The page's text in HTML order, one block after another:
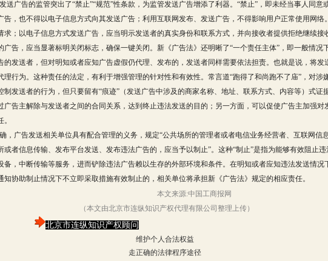
送广告的监管突出了“禁止”“规范”性条款，为监管发送广告增添了利器。“禁止”，即未经当事人同意
告，也不得以电子信息方式向其发送广告；利用互联网发布、发送广告，不得影响用户正常使用网络
求；以电子信息方式发送广告，应当明示发送者的真实身份和联系方式，并向接收者提供拒绝继续接
广告，应当显著标明关闭标志，确保一键关闭。新《广告法》还明晰了“一个责任主体”，即一般情况
的发送者，但对明知或者应知广告虚假仍代理、发布的，发送者同样需要依法担责。也就是说，将发
理行为。这种责任的法定，有利于增强管理的针对性和有效性。常言道“跑得了和尚跑不了庙”，对涉
制发送者的行为，但只要留有“痕迹”（发送广告中涉及的商家名称、地址、联系方式、内容等）式证
广告主解除与发送者之间的合同关系，达到终止违法发送的目的；另一方面，可以促使广告主加强对
，广告发送相关单位具有配合管理的义务，规定“公共场所的管理者或者电信业务经营者、互联网信
或者信息传输、发布平台发送、发布违法广告的，应当予以制止”。这种“制止”是指为能够有效阻止
备，中断传输等服务，进而铲除违法广告赖以生存的外部环境和条件。在明知或者应知违法发送情况
知协助制止情况下不立即采取措施有效制止的，相关单位将承担新《广告法》规定的相应责任。
本文来源:中国工商报网
京市连纵知识产权代理有限公司整理上传）
北京市连纵知识产权顾问
维护个人合法权益
走正确的法律程序途径